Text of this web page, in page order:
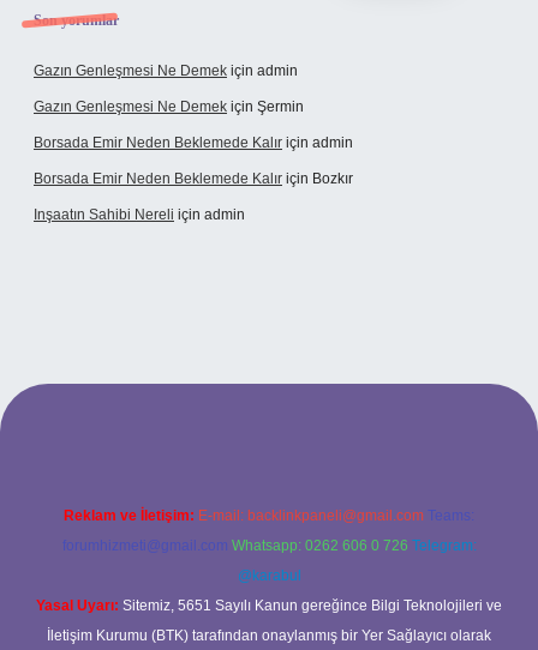
Son yorumlar
Gazın Genleşmesi Ne Demek için admin
Gazın Genleşmesi Ne Demek için Şermin
Borsada Emir Neden Beklemede Kalır için admin
Borsada Emir Neden Beklemede Kalır için Bozkır
Inşaatın Sahibi Nereli için admin
Reklam ve İletişim: E-mail: backlinkpaneli@gmail.com Teams:
forumhizmeti@gmail.com Whatsapp: 0262 606 0 726 Telegram:
@karabul
Yasal Uyarı: Sitemiz, 5651 Sayılı Kanun gereğince Bilgi Teknolojileri ve
İletişim Kurumu (BTK) tarafından onaylanmış bir Yer Sağlayıcı olarak